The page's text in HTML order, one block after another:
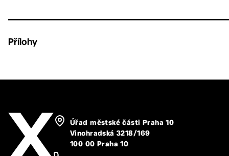
Přílohy
Úřad městské části Praha 10
Vinohradská 3218/169
100 00 Praha 10